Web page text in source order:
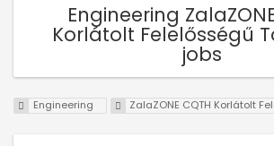
Engineering
Korlátolt Felelősségű
jobs
Engineering ZalaZONE CQTH Korlátolt